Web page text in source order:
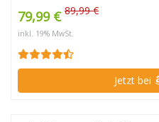
79,99 € 89,99 €
inkl. 19% MwSt.
Jetzt bei